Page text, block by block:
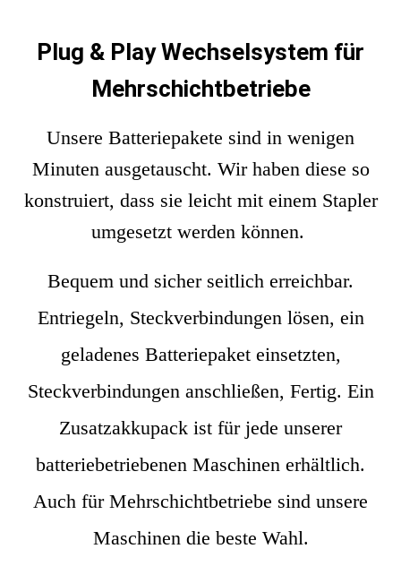
Plug & Play Wechselsystem für
Mehrschichtbetriebe
Unsere Batteriepakete sind in wenigen
Minuten ausgetauscht. Wir haben diese so
konstruiert, dass sie leicht mit einem Stapler
umgesetzt werden können.
Bequem und sicher seitlich erreichbar.
Entriegeln, Steckverbindungen lösen, ein
geladenes Batteriepaket einsetzten,
Steckverbindungen anschließen, Fertig. Ein
Zusatzakkupack ist für jede unserer
batteriebetriebenen Maschinen erhältlich.
Auch für Mehrschichtbetriebe sind unsere
Maschinen die beste Wahl.